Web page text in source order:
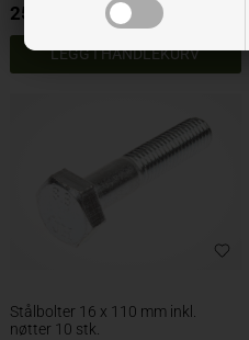
25,00 ekskl. mva
Stålbolter 16 x 110 mm inkl.
nøtter 10 stk.